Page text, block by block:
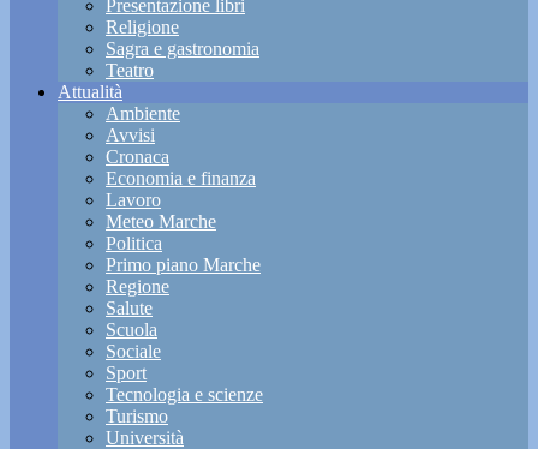
Presentazione libri
Religione
Sagra e gastronomia
Teatro
Attualità
Ambiente
Avvisi
Cronaca
Economia e finanza
Lavoro
Meteo Marche
Politica
Primo piano Marche
Regione
Salute
Scuola
Sociale
Sport
Tecnologia e scienze
Turismo
Università